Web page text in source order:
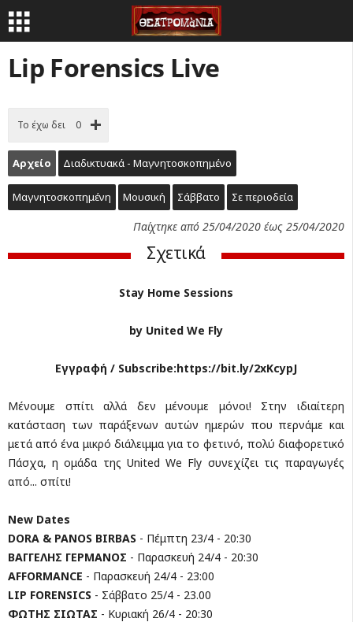
Lip Forensics Live
Το έχω δει 0
Αρχείο Διαδικτυακά - Μαγνητοσκοπημένο
Μαγνητοσκοπημένη Μουσική Σάββατο Σε περιοδεία
Παίχτηκε από 25/04/2020 έως 25/04/2020
Σχετικά
Stay Home Sessions
by United We Fly
Εγγραφή / Subscribe:https://bit.ly/2xKcypJ
Μένουμε σπίτι αλλά δεν μένουμε μόνοι! Στην ιδιαίτερη
κατάσταση των παράξενων αυτών ημερών που περνάμε και
μετά από ένα μικρό διάλειμμα για το φετινό, πολύ διαφορετικό
Πάσχα, η ομάδα της United We Fly συνεχίζει τις παραγωγές
από... σπίτι!
New Dates
DORA & PANOS BIRBAS - Πέμπτη 23/4 - 20:30
ΒΑΓΓΕΛΗΣ ΓΕΡΜΑΝΟΣ - Παρασκευή 24/4 - 20:30
AFFORMANCE - Παρασκευή 24/4 - 23:00
LIP FORENSICS - Σάββατο 25/4 - 23.00
ΦΩΤΗΣ ΣΙΩΤΑΣ - Κυριακή 26/4 - 20:30